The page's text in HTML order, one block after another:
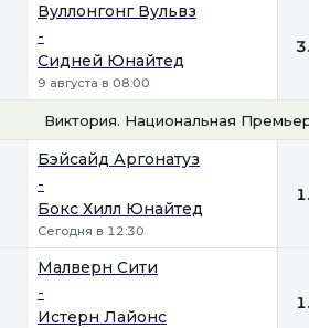
Вуллонгонг Вульвз
-
Сидней Юнайтед
9 августа в 08:00
Виктория. Национальная
Бэйсайд Аргонатуз
-
Бокс Хилл Юнайтед
Сегодня в 12:30
Малверн Сити
-
Истерн Лайонс